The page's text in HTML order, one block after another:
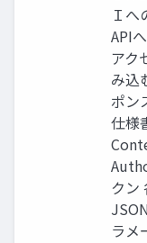
Ｉへ
API
アク
み込
ポン
仕様
クン
ラメ